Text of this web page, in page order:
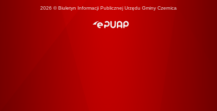
2026 © Biuletyn Informacji Publicznej Urzędu Gminy Czernica